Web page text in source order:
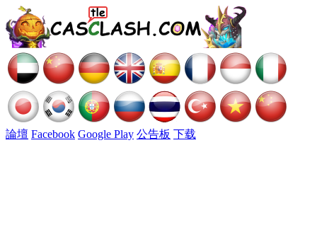
論壇 Facebook Google Play 公告板 下载